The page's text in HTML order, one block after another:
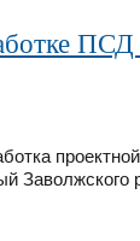
ПСД
Заволжского